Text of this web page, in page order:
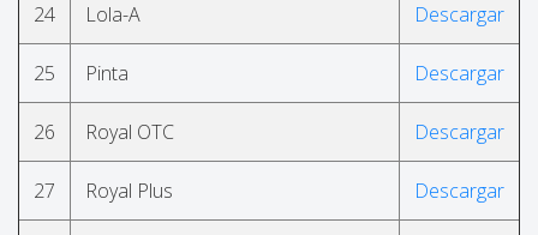
24 Lola-A Descargar
25 Pinta Descargar
26 Royal OTC Descargar
27 Royal Plus Descargar